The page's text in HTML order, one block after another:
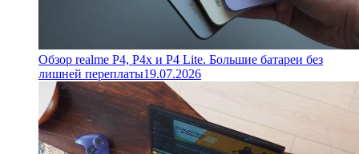
Обзор realme P4, P4x и P4 Lite. Большие батареи без
лишней переплаты19.07.2026